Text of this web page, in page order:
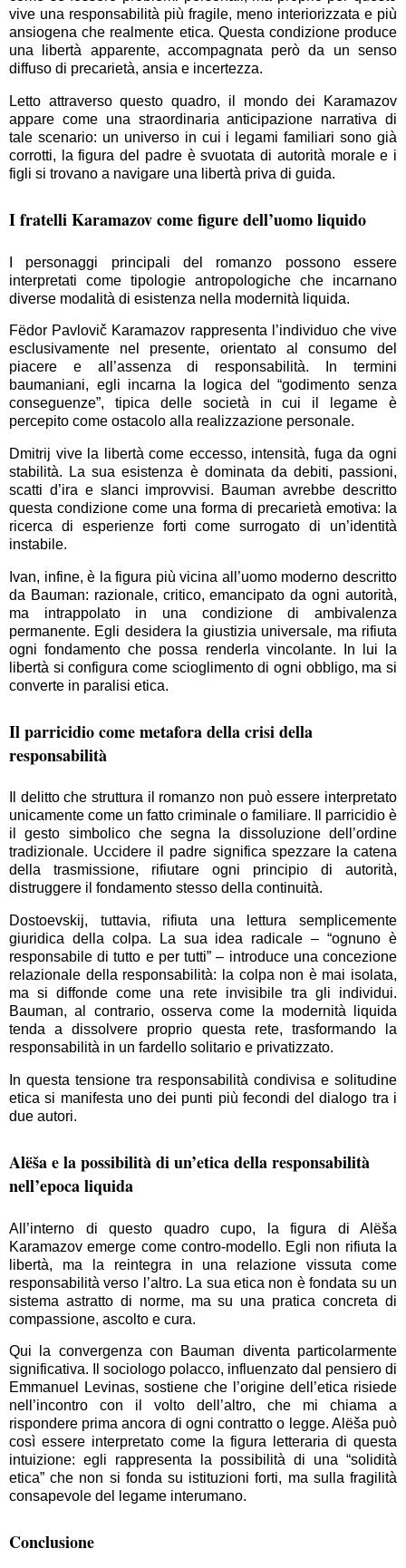
vive una responsabilità più fragile, meno interiorizzata e più
ansiogena che realmente etica. Questa condizione produce
una libertà apparente, accompagnata però da un senso
diffuso di precarietà, ansia e incertezza.
Letto attraverso questo quadro, il mondo dei Karamazov
appare come una straordinaria anticipazione narrativa di
tale scenario: un universo in cui i legami familiari sono già
corrotti, la figura del padre è svuotata di autorità morale e i
figli si trovano a navigare una libertà priva di guida.
I fratelli Karamazov come figure dell’uomo liquido
I personaggi principali del romanzo possono essere
interpretati come tipologie antropologiche che incarnano
diverse modalità di esistenza nella modernità liquida.
Fëdor Pavlovič Karamazov rappresenta l’individuo che vive
esclusivamente nel presente, orientato al consumo del
piacere e all’assenza di responsabilità. In termini
baumaniani, egli incarna la logica del “godimento senza
conseguenze”, tipica delle società in cui il legame è
percepito come ostacolo alla realizzazione personale.
Dmitrij vive la libertà come eccesso, intensità, fuga da ogni
stabilità. La sua esistenza è dominata da debiti, passioni,
scatti d’ira e slanci improvvisi. Bauman avrebbe descritto
questa condizione come una forma di precarietà emotiva: la
ricerca di esperienze forti come surrogato di un’identità
instabile.
Ivan, infine, è la figura più vicina all’uomo moderno descritto
da Bauman: razionale, critico, emancipato da ogni autorità,
ma intrappolato in una condizione di ambivalenza
permanente. Egli desidera la giustizia universale, ma rifiuta
ogni fondamento che possa renderla vincolante. In lui la
libertà si configura come scioglimento di ogni obbligo, ma si
converte in paralisi etica.
Il parricidio come metafora della crisi della
responsabilità
Il delitto che struttura il romanzo non può essere interpretato
unicamente come un fatto criminale o familiare. Il parricidio è
il gesto simbolico che segna la dissoluzione dell’ordine
tradizionale. Uccidere il padre significa spezzare la catena
della trasmissione, rifiutare ogni principio di autorità,
distruggere il fondamento stesso della continuità.
Dostoevskij, tuttavia, rifiuta una lettura semplicemente
giuridica della colpa. La sua idea radicale – “ognuno è
responsabile di tutto e per tutti” – introduce una concezione
relazionale della responsabilità: la colpa non è mai isolata,
ma si diffonde come una rete invisibile tra gli individui.
Bauman, al contrario, osserva come la modernità liquida
tenda a dissolvere proprio questa rete, trasformando la
responsabilità in un fardello solitario e privatizzato.
In questa tensione tra responsabilità condivisa e solitudine
etica si manifesta uno dei punti più fecondi del dialogo tra i
due autori.
Alëša e la possibilità di un’etica della responsabilità
nell’epoca liquida
All’interno di questo quadro cupo, la figura di Alëša
Karamazov emerge come contro-modello. Egli non rifiuta la
libertà, ma la reintegra in una relazione vissuta come
responsabilità verso l’altro. La sua etica non è fondata su un
sistema astratto di norme, ma su una pratica concreta di
compassione, ascolto e cura.
Qui la convergenza con Bauman diventa particolarmente
significativa. Il sociologo polacco, influenzato dal pensiero di
Emmanuel Levinas, sostiene che l’origine dell’etica risiede
nell’incontro con il volto dell’altro, che mi chiama a
rispondere prima ancora di ogni contratto o legge. Alëša può
così essere interpretato come la figura letteraria di questa
intuizione: egli rappresenta la possibilità di una “solidità
etica” che non si fonda su istituzioni forti, ma sulla fragilità
consapevole del legame interumano.
Conclusione